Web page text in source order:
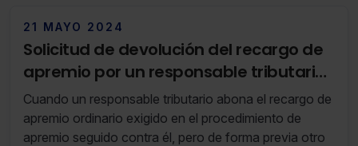
21 MAYO 2024
Solicitud de devolución del recargo de
apremio por un responsable tributario
(RF 20/24 14 de Mayo de 2024 al 20 de
Mayo de 2024)
Cuando un responsable tributario abona el recargo de
apremio ordinario exigido en el procedimiento de
apremio seguido contra él, pero de forma previa otro